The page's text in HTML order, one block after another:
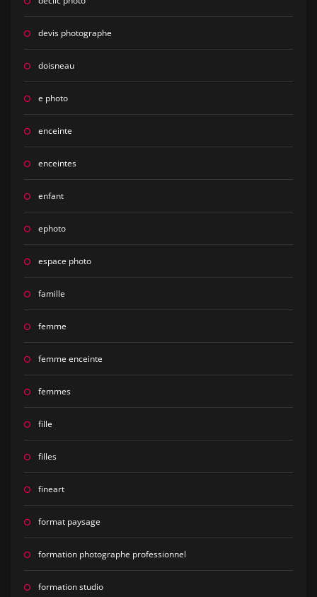
devis photographe
doisneau
e photo
enceinte
enceintes
enfant
ephoto
espace photo
famille
femme
femme enceinte
femmes
fille
filles
fineart
format paysage
formation photographe professionnel
formation studio